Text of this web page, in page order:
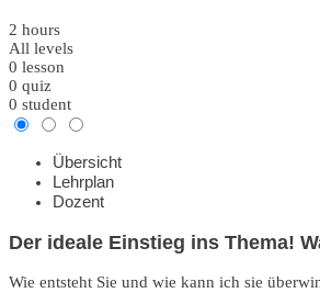
2 hours
All levels
0 lesson
0 quiz
0 student
Übersicht
Lehrplan
Dozent
Der ideale Einstieg ins Thema!
Wie entsteht Sie und wie kann ich sie